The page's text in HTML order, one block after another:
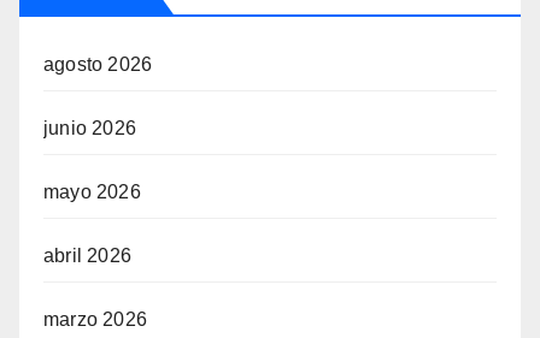
agosto 2026
junio 2026
mayo 2026
abril 2026
marzo 2026